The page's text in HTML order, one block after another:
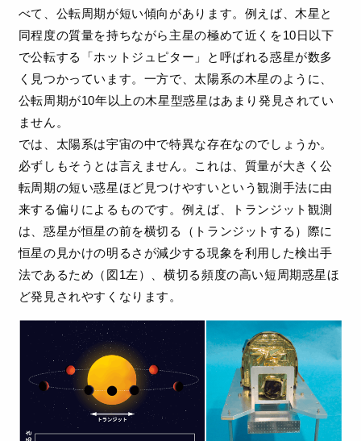
べて、公転周期が短い傾向があります。例えば、木星と
同程度の質量を持ちながら主星の極めて近くを10日以下
で公転する「ホットジュピター」と呼ばれる惑星が数多
く見つかっています。一方で、太陽系の木星のように、
公転周期が10年以上の木星型惑星はあまり発見されてい
ません。
では、太陽系は宇宙の中で特異な存在なのでしょうか。
必ずしもそうとは言えません。これは、質量が大きく公
転周期の短い惑星ほど見つけやすいという観測手法に由
来する偏りによるものです。例えば、トランジット観測
は、惑星が恒星の前を横切る（トランジットする）際に
恒星の見かけの明るさが減少する現象を利用した検出手
法であるため（図1左）、横切る頻度の高い短周期惑星ほ
ど発見されやすくなります。